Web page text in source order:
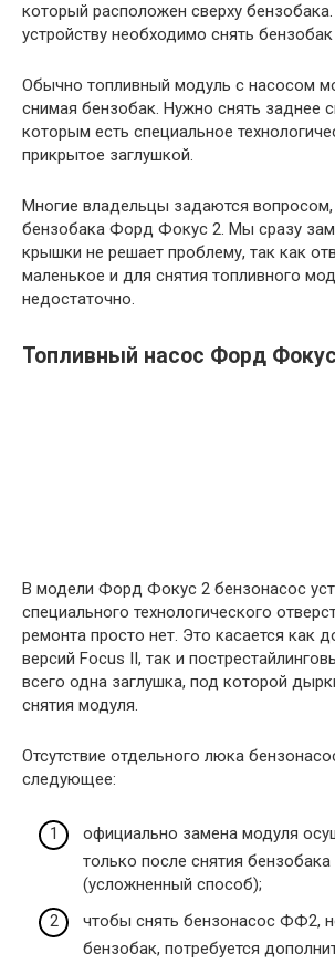
который расположен сверху
устройству необходимо снять
Обычно топливный модуль с насосом
снимая бензобак. Нужно снять заднее
которым есть специальное
прикрытое заглушкой.
Многие владельцы задаются
бензобака Форд Фокус 2. Мы сразу
крышки не решает проблему, так как
маленькое и для снятия топливного
недостаточно.
Топливный насос Форд
В модели Форд Фокус 2 бензонасос
специального технологического
ремонта просто нет. Это касается как
версий Focus II, так и
всего одна заглушка, под которой
снятия модуля.
Отсутствие отдельного люка
следующее:
официально замена модуля
только после снятия
(усложненный способ);
чтобы снять бензонасос ФФ2,
бензобак, потребуется